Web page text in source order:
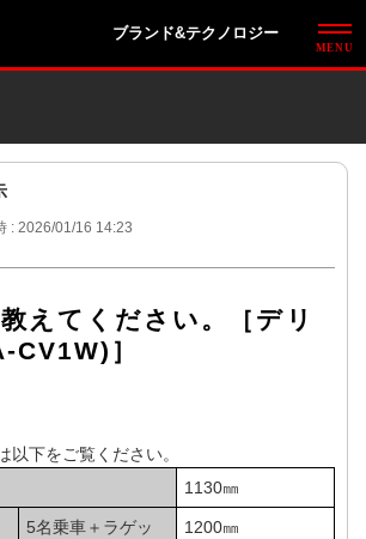
ブランド&テクノロジー
: 2026/01/16 14:23
えてください。［デリ
CV1W)］
以下をご覧ください。
1130㎜
5名乗車＋ラゲッ
1200㎜